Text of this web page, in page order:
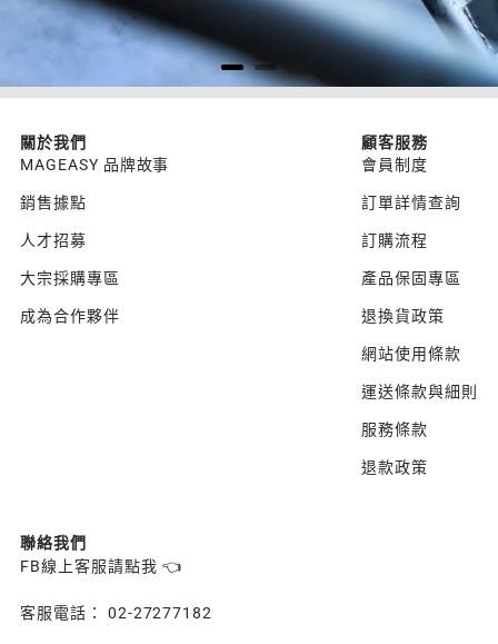
關於我們
MAGEASY 品牌故事
銷售據點
人才招募
大宗採購專區
成為合作夥伴
顧客服務
會員制度
訂單詳情查詢
訂購流程
產品保固專區
退換貨政策
網站使用條款
運送條款與細則
服務條款
退款政策
聯絡我們
FB線上客服請點我 👈
客服電話： 02-27277182